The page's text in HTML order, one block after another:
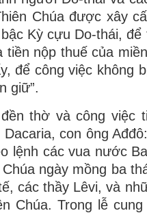
Chúa được xây
Kỳ cựu Do-thái, để
nộp thuế của
để công việc không
giữ”.
thờ và công việc
con ông
lệnh các vua nước
ngày mồng ba
các thầy Lêvi, và
Chúa. Trong lễ